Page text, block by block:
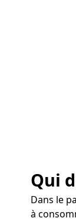
Qui
Dans le
à